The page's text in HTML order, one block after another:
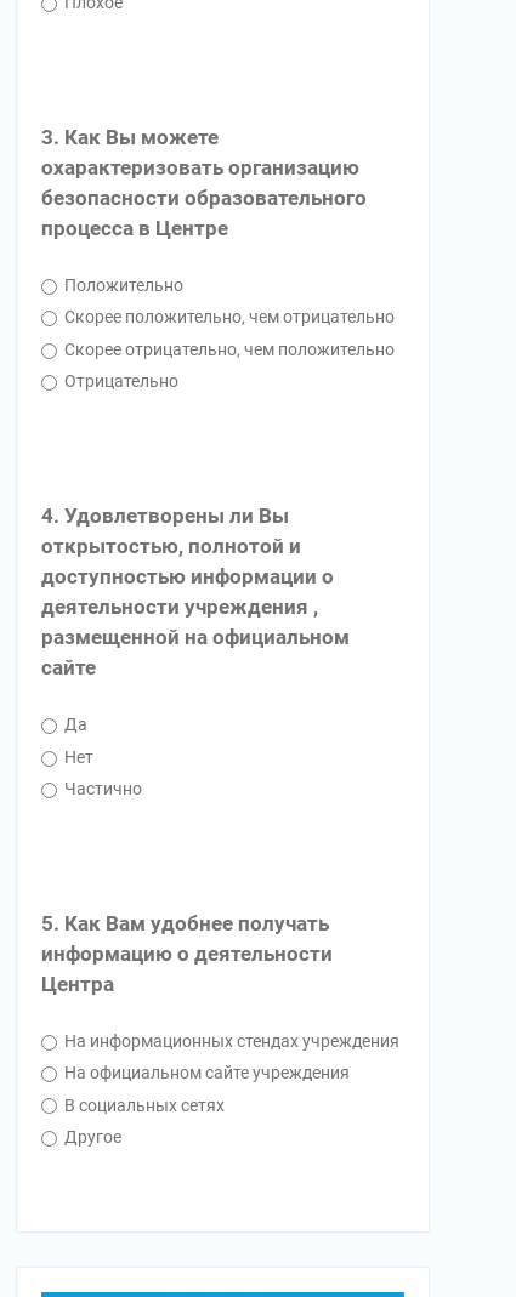
3. Как Вы можете
охарактеризовать организацию
безопасности образовательного
процесса в Центре
Положительно
Скорее положительно, чем отрицательно
Скорее отрицательно, чем положительно
Отрицательно
4. Удовлетворены ли Вы
открытостью, полнотой и
доступностью информации о
деятельности учреждения ,
размещенной на официальном
сайте
Да
Нет
Частично
5. Как Вам удобнее получать
информацию о деятельности
Центра
На информационных стендах учреждения
На официальном сайте учреждения
В социальных сетях
Другое